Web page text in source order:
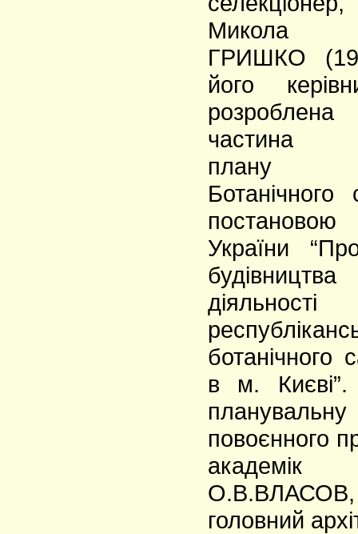
Микола
ГРИШКО
його
частина
плану
України
діяльності
в м. Києві”.
повоєнного
академік
головний